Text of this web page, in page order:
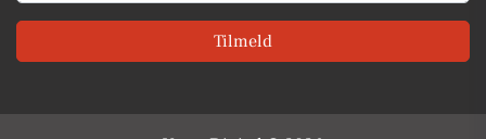
Tilmeld